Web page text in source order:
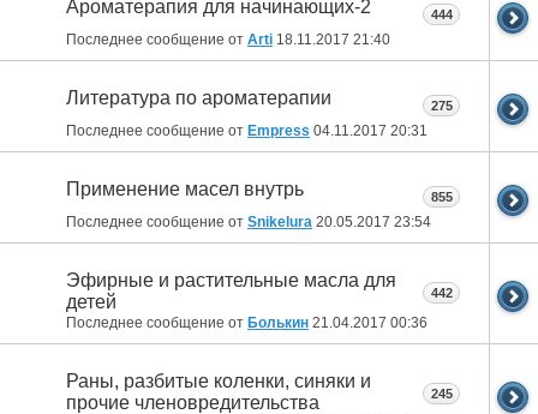
Ароматерапия для начинающих-2
Последнее сообщение от Arti 18.11.2017 21:40
444
Литература по ароматерапии
Последнее сообщение от Empress 04.11.2017 20:31
275
Применение масел внутрь
Последнее сообщение от Snikelura 20.05.2017 23:54
855
Эфирные и растительные масла для
детей
Последнее сообщение от Болькин 21.04.2017 00:36
442
Раны, разбитые коленки, синяки и
прочие членовредительства
245